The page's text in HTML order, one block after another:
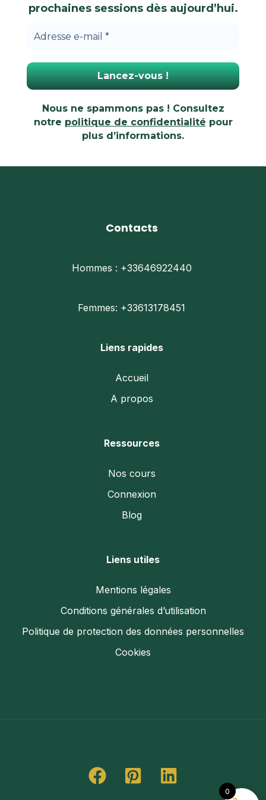
prochaines sessions dès aujourd’hui.
Nous ne spammons pas ! Consultez
notre politique de confidentialité pour
plus d’informations.
Contacts
Hommes : +33646922440
Femmes: +33613178451
Liens rapides
Accueil
A propos
Ressources
Nos cours
Connexion
Blog
Liens utiles
Mentions légales
Conditions générales d’utilisation
Politique de protection des données personnelles
Cookies
0